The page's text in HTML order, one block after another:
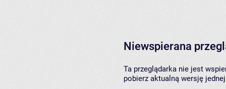
Niewspierana
Ta przeglądarka nie jest
pobierz aktualną wersję